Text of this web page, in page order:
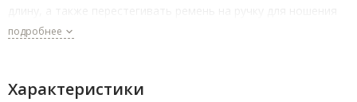
рюкзака на плече или через плечо, как женской сумочки.
или приключений и наслаждайтесь комфортом и
подробнее
Характеристики